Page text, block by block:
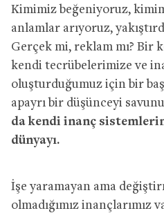
Kimimiz beğeniyoruz,
anlamlar arıyoruz,
Gerçek mi, reklam mı?
kendi tecrübelerimize ve
oluşturduğumuz için bir
apayrı bir düşünceyi
da kendi inanç
dünyayı.
İşe yaramayan ama
olmadığımız